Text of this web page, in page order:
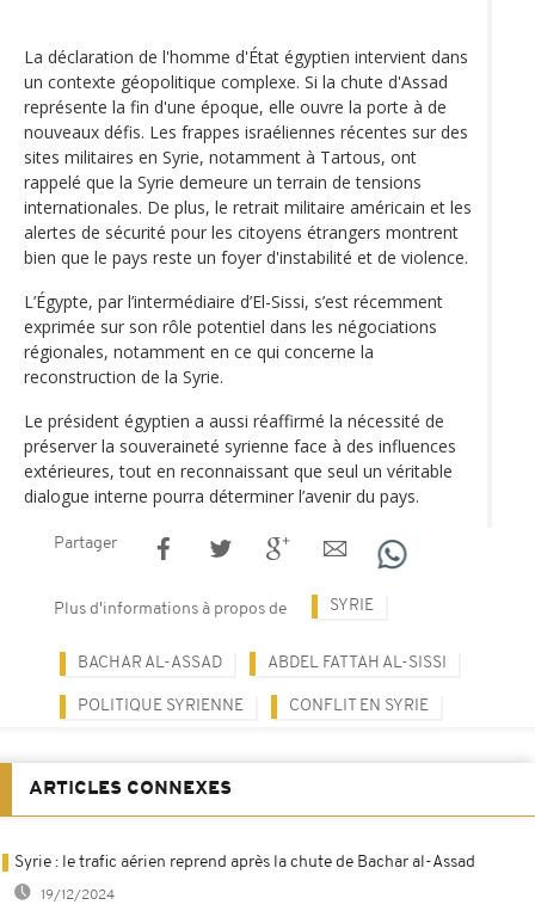
La déclaration de l'homme d'État égyptien intervient dans
un contexte géopolitique complexe. Si la chute d'Assad
représente la fin d'une époque, elle ouvre la porte à de
nouveaux défis. Les frappes israéliennes récentes sur des
sites militaires en Syrie, notamment à Tartous, ont
rappelé que la Syrie demeure un terrain de tensions
internationales. De plus, le retrait militaire américain et les
alertes de sécurité pour les citoyens étrangers montrent
bien que le pays reste un foyer d'instabilité et de violence.
L’Égypte, par l’intermédiaire d’El-Sissi, s’est récemment
exprimée sur son rôle potentiel dans les négociations
régionales, notamment en ce qui concerne la
reconstruction de la Syrie.
Le président égyptien a aussi réaffirmé la nécessité de
préserver la souveraineté syrienne face à des influences
extérieures, tout en reconnaissant que seul un véritable
dialogue interne pourra déterminer l’avenir du pays.
Partager
Plus d'informations à propos de SYRIE
BACHAR AL-ASSAD ABDEL FATTAH AL-SISSI
POLITIQUE SYRIENNE CONFLIT EN SYRIE
ARTICLES CONNEXES
Syrie : le trafic aérien reprend après la chute de Bachar al-Assad
19/12/2024